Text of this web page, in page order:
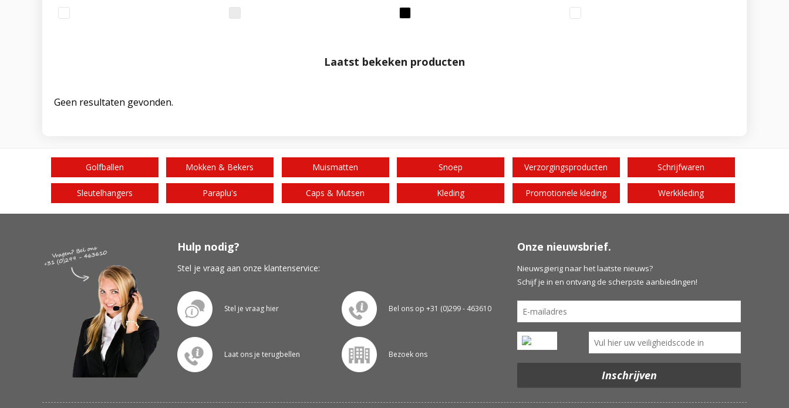
Laatst bekeken producten
Geen resultaten gevonden.
Golfballen Mokken & Bekers Muismatten Snoep Verzorgingsproducten Schrijfwaren
Sleutelhangers Paraplu's Caps & Mutsen Kleding Promotionele kleding Werkkleding
Hulp nodig?
Stel je vraag aan onze klantenservice:
Stel je vraag hier Bel ons op +31 (0)299 - 463610
Laat ons je terugbellen Bezoek ons
Onze nieuwsbrief.
Nieuwsgierig naar het laatste nieuws?
Schijf je in en ontvang de scherpste aanbiedingen!